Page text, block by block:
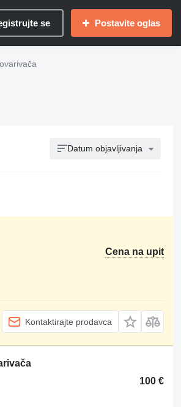
se Postavite oglas
Datum objavljivanja
Cena na upit
Kontaktirajte prodavca
100 €